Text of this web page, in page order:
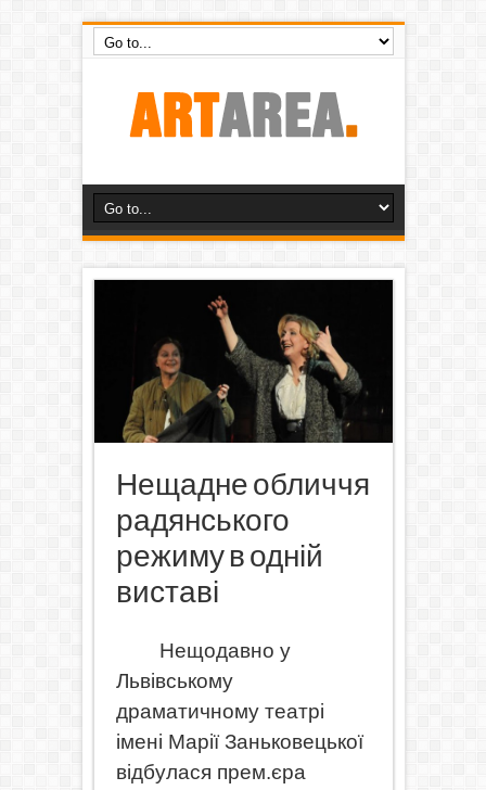
Нещадне обличчя
радянського
режиму в одній
виставі
Нещодавно у
Львівському
драматичному театрі
імені Марії Заньковецької
відбулася прем.єра